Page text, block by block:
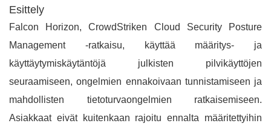
Esittely
Falcon Horizon, CrowdStriken Cloud Security Posture
Management -ratkaisu, käyttää määritys- ja
käyttäytymiskäytäntöjä julkisten pilvikäyttöjen
seuraamiseen, ongelmien ennakoivaan tunnistamiseen ja
mahdollisten tietoturvaongelmien ratkaisemiseen.
Asiakkaat eivät kuitenkaan rajoitu ennalta määritettyihin